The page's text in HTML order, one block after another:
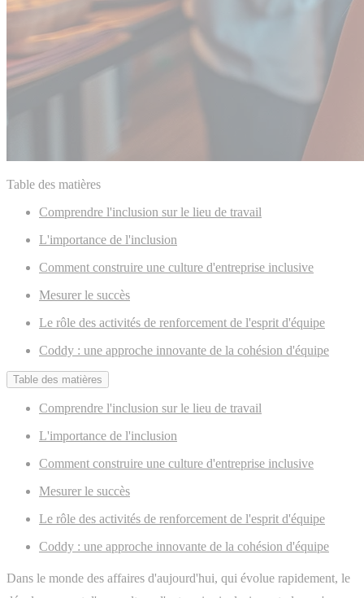
Table des matières
Comprendre l'inclusion sur le lieu de travail
L'importance de l'inclusion
Comment construire une culture d'entreprise inclusive
Mesurer le succès
Le rôle des activités de renforcement de l'esprit d'équipe
Coddy : une approche innovante de la cohésion d'équipe
Table des matières
Comprendre l'inclusion sur le lieu de travail
L'importance de l'inclusion
Comment construire une culture d'entreprise inclusive
Mesurer le succès
Le rôle des activités de renforcement de l'esprit d'équipe
Coddy : une approche innovante de la cohésion d'équipe
Dans le monde des affaires d'aujourd'hui, qui évolue rapidement, le